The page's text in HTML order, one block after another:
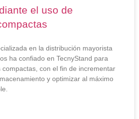
el uso de
en la distribución mayorista
ha confiado en TecnyStand para
con el fin de incrementar
y optimizar al máximo